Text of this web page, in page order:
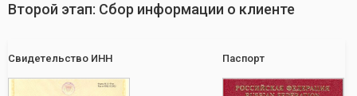
Второй этап: Сбор информации о клиенте
Свидетельство ИНН Паспорт